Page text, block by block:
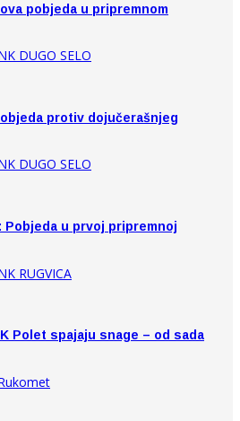
pobjeda u pripremnom
DUGO SELO
protiv dojučerašnjeg
DUGO SELO
Pobjeda u prvoj pripremnoj
RUGVICA
Polet spajaju snage – od sada